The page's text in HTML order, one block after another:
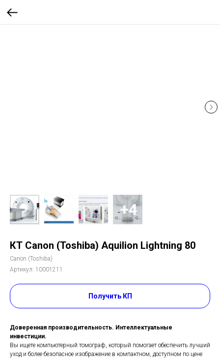
КТ Canon (Toshiba) Aquilion Lightning 80
Canon (Toshiba)
Артикул: 10001211
Получить КП
Доверенная производительность. Интеллектуальные
инвестиции.
Вы ищете компьютерный томограф, который помогает обеспечить лучший
уход и более безопасное изображение в компактном, доступном по цене